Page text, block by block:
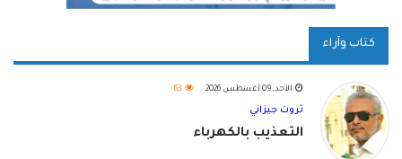
كتاب وآراء
الأحد, 09 أغسطس 2026 63
ثروت جيزاني
التعذيب بالكهرباء